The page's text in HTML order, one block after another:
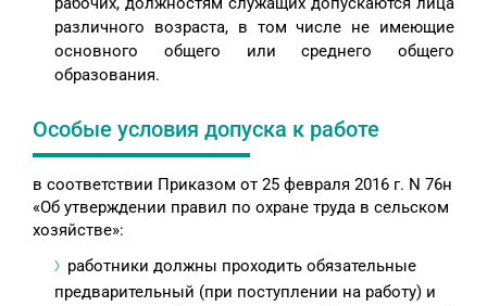
различного возраста, в том числе не имеющие
основного общего или среднего общего
образования.
Особые условия допуска к работе
в соответствии Приказом от 25 февраля 2016 г. N 76н
«Об утверждении правил по охране труда в сельском
хозяйстве»:
работники должны проходить обязательные
предварительный (при поступлении на работу) и